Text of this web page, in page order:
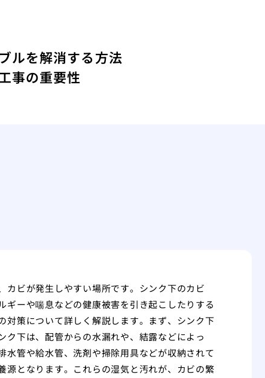
ルを解消する方法
事の重要性
ビが発生しやすい場所です。シンク下のカビ
ーや喘息などの健康被害を引き起こしたりする
対策について詳しく解説します。まず、シンク下
下は、配管からの水漏れや、結露などによっ
管や給水管、洗剤や掃除用具などが収納されて
源となります。これらの湿気と汚れが、カビの繁